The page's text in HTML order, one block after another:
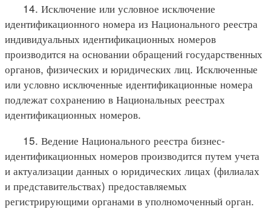
14. Исключение или условное исключение
идентификационного номера из Национального реестра
индивидуальных идентификационных номеров
производится на основании обращений государственных
органов, физических и юридических лиц. Исключенные
или условно исключенные идентификационные номера
подлежат сохранению в Национальных реестрах
идентификационных номеров.
15. Ведение Национального реестра бизнес-
идентификационных номеров производится путем учета
и актуализации данных о юридических лицах (филиалах
и представительствах) предоставляемых
регистрирующими органами в уполномоченный орган.